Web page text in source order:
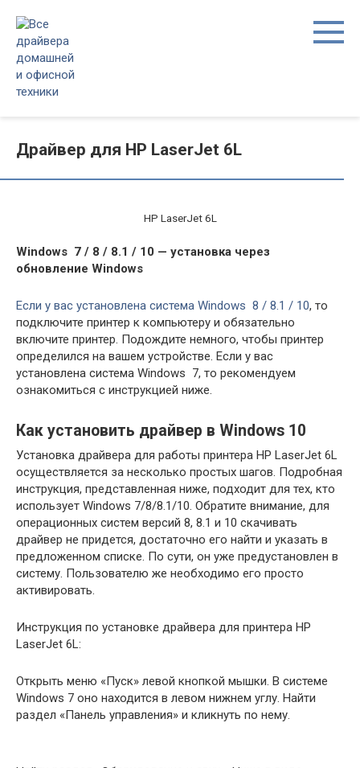
контенту
Драйвер для HP LaserJet 6L
HP LaserJet 6L
Windows 7 / 8 / 8.1 / 10 — установка через
обновление Windows
Если у вас установлена система Windows 8 / 8.1 / 10, то
подключите принтер к компьютеру и обязательно
включите принтер. Подождите немного, чтобы принтер
определился на вашем устройстве. Если у вас
установлена система Windows 7, то рекомендуем
ознакомиться с инструкцией ниже.
Как установить драйвер в Windows 10
Установка драйвера для работы принтера HP LaserJet 6L
осуществляется за несколько простых шагов. Подробная
инструкция, представленная ниже, подходит для тех, кто
использует Windows 7/8/8.1/10. Обратите внимание, для
операционных систем версий 8, 8.1 и 10 скачивать
драйвер не придется, достаточно его найти и указать в
предложенном списке. По сути, он уже предустановлен в
систему. Пользователю же необходимо его просто
активировать.
Инструкция по установке драйвера для принтера HP
LaserJet 6L:
Открыть меню «Пуск» левой кнопкой мышки. В системе
Windows 7 оно находится в левом нижнем углу. Найти
раздел «Панель управления» и кликнуть по нему.